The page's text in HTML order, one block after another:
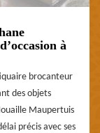
à
brocanteur
des objets
Maupertuis
précis avec ses